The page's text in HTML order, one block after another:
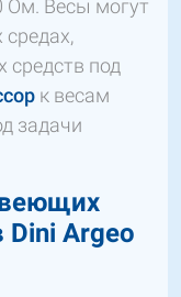
Ом. Весы могут
средах,
под
к весам
задачи
Dini Argeo